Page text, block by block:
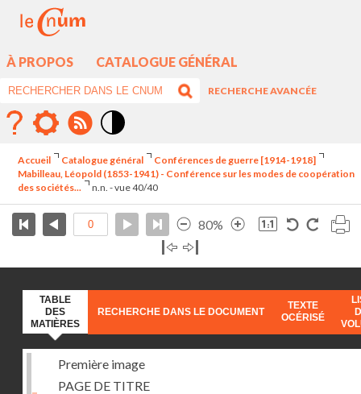
À PROPOS CATALOGUE GÉNÉRAL
RECHERCHE AVANCÉE
élévé
Accueil Catalogue général
Conférences de guerre [1914-1918]
Mabilleau, Léopold (1853-1941) - Conférence sur les modes de coopération
des sociétés...
n.n. - vue 40/40
80%
TABLE
DES
MATIÈRES
RECHERCHE DANS LE DOCUMENT
TEXTE
OCÉRISÉ
Première image
PAGE DE TITRE